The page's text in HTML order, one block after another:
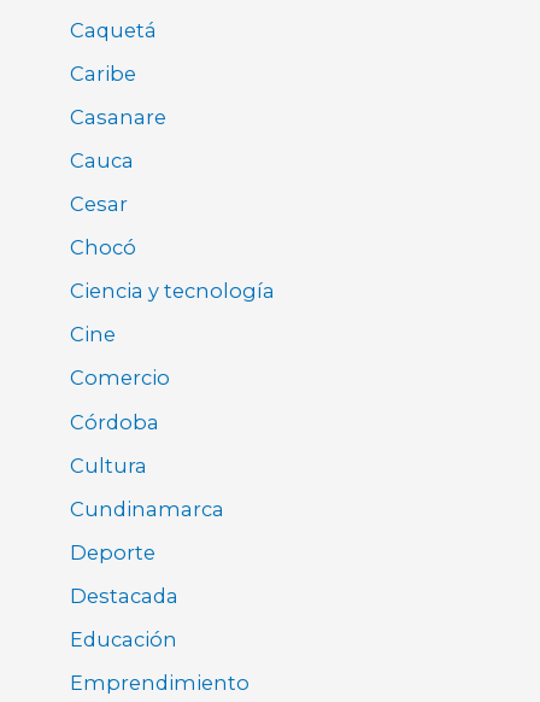
Caquetá
Caribe
Casanare
Cauca
Cesar
Chocó
Ciencia y tecnología
Cine
Comercio
Córdoba
Cultura
Cundinamarca
Deporte
Destacada
Educación
Emprendimiento